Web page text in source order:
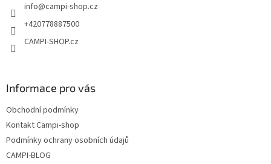
info@campi-shop.cz
+420778887500
CAMPI-SHOP.cz
Informace pro vás
Obchodní podmínky
Kontakt Campi-shop
Podmínky ochrany osobních údajů
CAMPI-BLOG